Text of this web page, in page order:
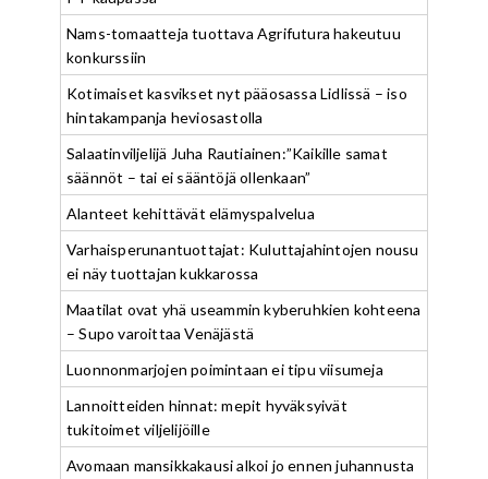
Nams-tomaatteja tuottava Agrifutura hakeutuu
konkurssiin
Kotimaiset kasvikset nyt pääosassa Lidlissä – iso
hintakampanja heviosastolla
Salaatinviljelijä Juha Rautiainen:”Kaikille samat
säännöt – tai ei sääntöjä ollenkaan”
Alanteet kehittävät elämyspalvelua
Varhaisperunantuottajat: Kuluttajahintojen nousu
ei näy tuottajan kukkarossa
Maatilat ovat yhä useammin kyberuhkien kohteena
– Supo varoittaa Venäjästä
Luonnonmarjojen poimintaan ei tipu viisumeja
Lannoitteiden hinnat: mepit hyväksyivät
tukitoimet viljelijöille
Avomaan mansikkakausi alkoi jo ennen juhannusta